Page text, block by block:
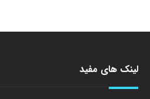
لینک های مفید